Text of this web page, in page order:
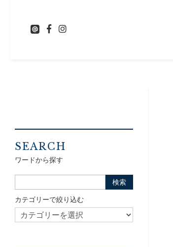
SEARCH
ワードから探す
カテゴリーで絞り込む